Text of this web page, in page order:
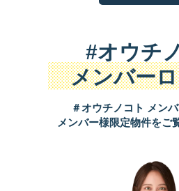
#オウチ
メンバー
＃オウチノコト メンバ
メンバー様限定物件をご